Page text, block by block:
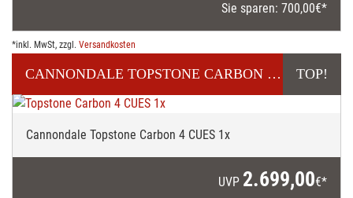
Sie sparen: 700,00€*
*inkl. MwSt, zzgl. Versandkosten
CANNONDALE TOPSTONE CARBON 4 CUES 1X TOP!
Cannondale Topstone Carbon 4 CUES 1x
UVP 2.699,00€*